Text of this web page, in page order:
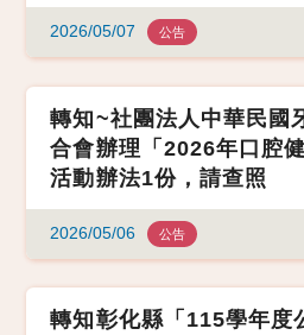
2026/05/07 公告
轉知~社團法人中華民國
合會辦理「2026年口腔
活動辦法1份，請查照
2026/05/06 公告
轉知彰化縣「115學年度